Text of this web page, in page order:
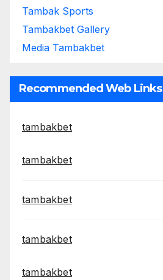
Tambak Sports
Tambakbet Gallery
Media Tambakbet
Recommended Web Links
tambakbet
tambakbet
tambakbet
tambakbet
tambakbet